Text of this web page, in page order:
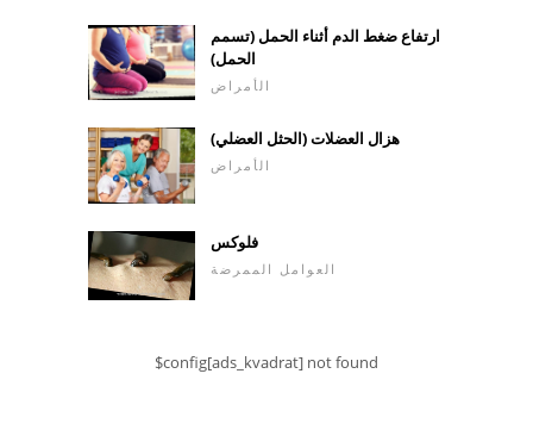
ارتفاع ضغط الدم أثناء الحمل (تسمم
الحمل)
الأمراض
هزال العضلات (الحثل العضلي)
الأمراض
فلوكس
العوامل الممرضة
$config[ads_kvadrat] not found